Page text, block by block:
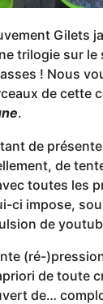
Gilets
trilogie sur
! Nous
de cette
.
de
de
toutes les
ci impose,
de
(ré-
de toute
de…